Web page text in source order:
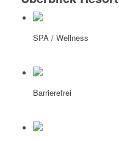
SPA / Wellness
Barrierefrei